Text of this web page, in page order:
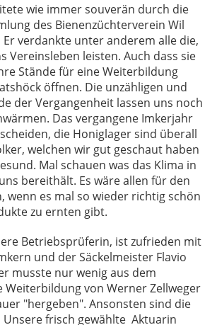
wie immer souverän durch die
des Bienenzüchterverein Wil
verdankte unter anderem alle die,
Vereinsleben leisten. Auch dass sie
Stände für eine Weiterbildung
öffnen. Die unzähligen und
der Vergangenheit lassen uns noch
Das vergangene Imkerjahr
die Honiglager sind überall
welchen wir gut geschaut haben
Mal schauen was das Klima in
bereithält. Es wäre allen für den
wenn es mal so wieder richtig schön
zu ernten gibt.
Betriebsprüferin, ist zufrieden mit
und der Säckelmeister Flavio
musste nur wenig aus dem
Weiterbildung von Werner Zellweger
"hergeben". Ansonsten sind die
Unsere frisch gewählte Aktuarin